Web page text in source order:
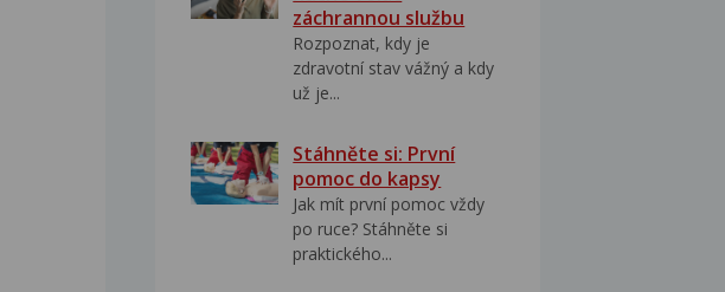
záchrannou službu
Rozpoznat, kdy je
zdravotní stav vážný a kdy
už je...
Stáhněte si: První
pomoc do kapsy
Jak mít první pomoc vždy
po ruce? Stáhněte si
praktického...